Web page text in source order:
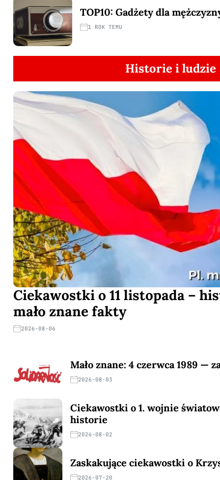
TOP10: Gadżety dla
1 ROK TEMU
Historie i ludzie
Ciekawostki o 11 listopada –
mało znane fakty
2026-08-06
Mało znane: 4 czerwca 1989 —
2026-08-03
Ciekawostki o 1. wojnie
historie
2026-08-02
Zaskakujące ciekawostki o
2026-07-20